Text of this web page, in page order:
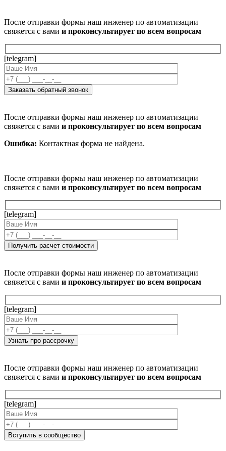
После отправки формы наш инженер по автоматизации
свяжется с вами и проконсультирует по всем вопросам
[telegram]
После отправки формы наш инженер по автоматизации
свяжется с вами и проконсультирует по всем вопросам
Ошибка: Контактная форма не найдена.
После отправки формы наш инженер по автоматизации
свяжется с вами и проконсультирует по всем вопросам
[telegram]
После отправки формы наш инженер по автоматизации
свяжется с вами и проконсультирует по всем вопросам
[telegram]
После отправки формы наш инженер по автоматизации
свяжется с вами и проконсультирует по всем вопросам
[telegram]